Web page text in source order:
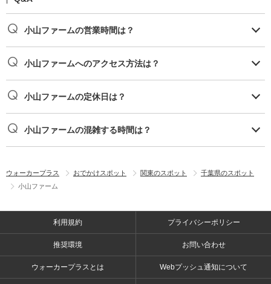
小山ファームの営業時間は？
小山ファームへのアクセス方法は？
小山ファームの定休日は？
小山ファームの混雑する時間は？
ウォーカープラス おでかけスポット 関東のスポット
千葉県のスポット
小山ファーム
利用規約 プライバシーポリシー
推奨環境 お問い合わせ
ウォーカープラスとは Webプッシュ通知について